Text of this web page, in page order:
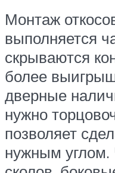
Монтаж
выполняется
скрываются
более
дверные
нужно
позволяет
нужным